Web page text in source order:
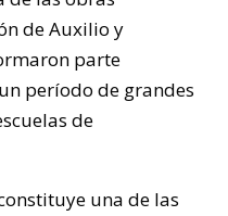
de Auxilio y
parte
período de grandes
de
una de las